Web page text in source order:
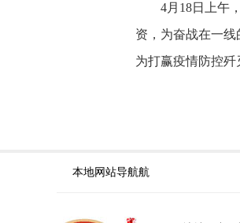
4月18日上午
资，为奋战在一
为打赢疫情防控歼
本地网站导航航